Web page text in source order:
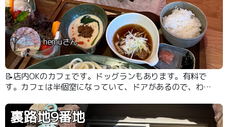
hemuさん
📝店内OKのカフェです。ドッグランもあります。有料で
す。カフェは半個室になっていて、ドアがあるので、わん
裏路地9番地